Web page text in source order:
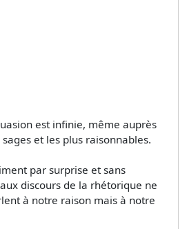
est infinie, même auprès
et les plus raisonnables.
par surprise et sans
discours de la rhétorique ne
à notre raison mais à notre